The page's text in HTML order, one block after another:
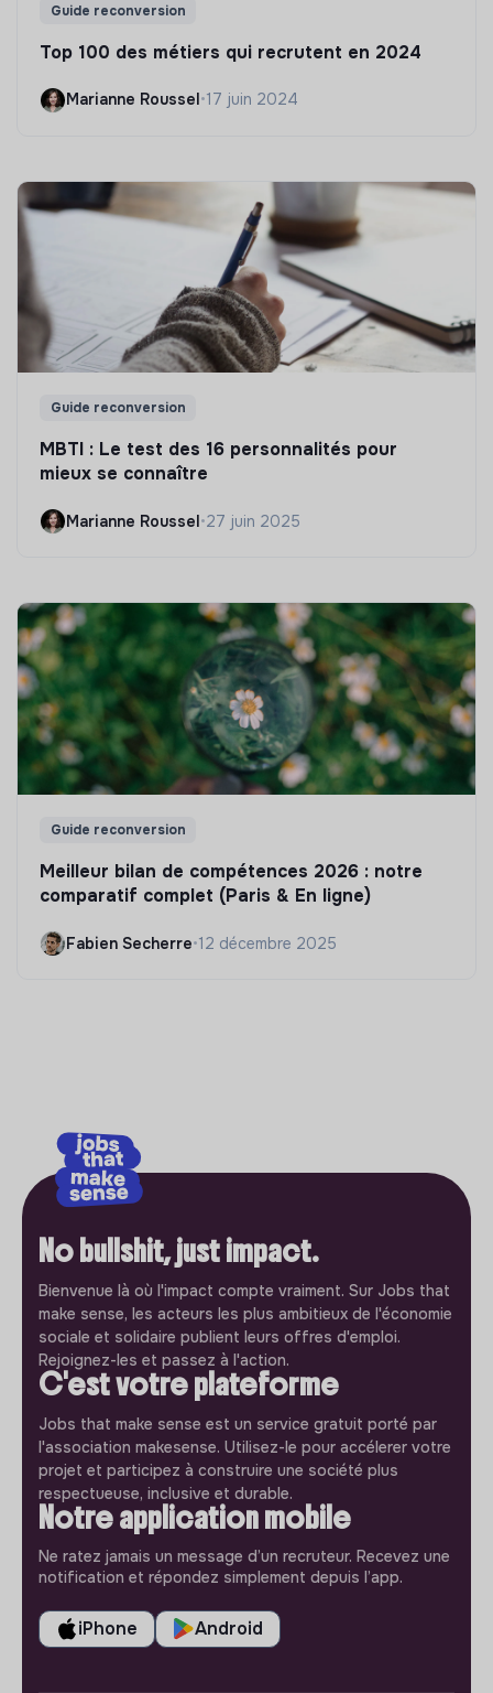
Guide reconversion
Top 100 des métiers qui recrutent en 2024
Marianne Roussel •17 juin 2024
Guide reconversion
MBTI : Le test des 16 personnalités pour
mieux se connaître
Marianne Roussel•27 juin 2025
Guide reconversion
Meilleur bilan de compétences 2026 : notre
comparatif complet (Paris & En ligne)
Fabien Secherre•12 décembre 2025
No bullshit, just impact.
Bienvenue là où l'impact compte vraiment. Sur Jobs that
make sense, les acteurs les plus ambitieux de l'économie
sociale et solidaire publient leurs offres d'emploi.
Rejoignez-les et passez à l'action.
C'est votre plateforme
Jobs that make sense est un service gratuit porté par
l'association makesense. Utilisez-le pour accélerer votre
projet et participez à construire une société plus
respectueuse, inclusive et durable.
Notre application mobile
Ne ratez jamais un message d’un recruteur. Recevez une
notification et répondez simplement depuis l’app.
iPhone Android